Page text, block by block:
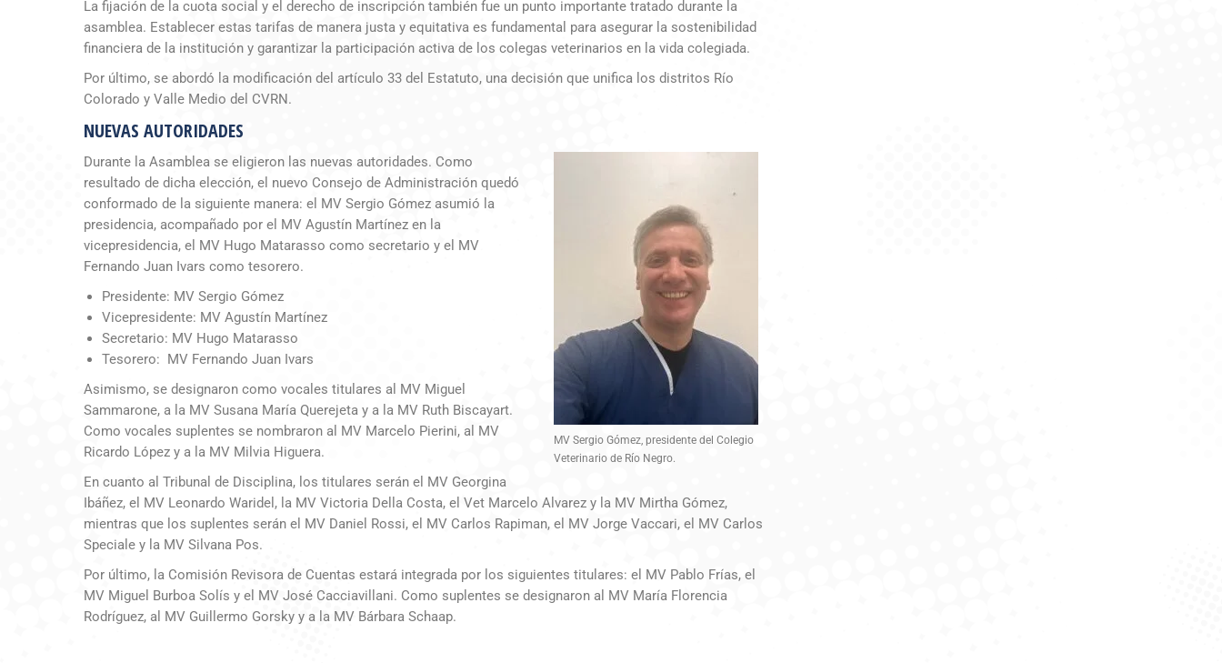
La fijación de la cuota social y el derecho de inscripción también fue un punto importante tratado durante la
asamblea. Establecer estas tarifas de manera justa y equitativa es fundamental para asegurar la sostenibilidad
financiera de la institución y garantizar la participación activa de los colegas veterinarios en la vida colegiada.
Por último, se abordó la modificación del artículo 33 del Estatuto, una decisión que unifica los distritos Río
Colorado y Valle Medio del CVRN.
NUEVAS AUTORIDADES
MV Sergio Gómez, presidente del Colegio
Veterinario de Río Negro.
Durante la Asamblea se eligieron las nuevas autoridades. Como
resultado de dicha elección, el nuevo Consejo de Administración quedó
conformado de la siguiente manera: el MV Sergio Gómez asumió la
presidencia, acompañado por el MV Agustín Martínez en la
vicepresidencia, el MV Hugo Matarasso como secretario y el MV
Fernando Juan Ivars como tesorero.
Presidente: MV Sergio Gómez
Vicepresidente: MV Agustín Martínez
Secretario: MV Hugo Matarasso
Tesorero: MV Fernando Juan Ivars
Asimismo, se designaron como vocales titulares al MV Miguel
Sammarone, a la MV Susana María Querejeta y a la MV Ruth Biscayart.
Como vocales suplentes se nombraron al MV Marcelo Pierini, al MV
Ricardo López y a la MV Milvia Higuera.
En cuanto al Tribunal de Disciplina, los titulares serán el MV Georgina
Ibáñez, el MV Leonardo Waridel, la MV Victoria Della Costa, el Vet Marcelo Alvarez y la MV Mirtha Gómez,
mientras que los suplentes serán el MV Daniel Rossi, el MV Carlos Rapiman, el MV Jorge Vaccari, el MV Carlos
Speciale y la MV Silvana Pos.
Por último, la Comisión Revisora de Cuentas estará integrada por los siguientes titulares: el MV Pablo Frías, el
MV Miguel Burboa Solís y el MV José Cacciavillani. Como suplentes se designaron al MV María Florencia
Rodríguez, al MV Guillermo Gorsky y a la MV Bárbara Schaap.